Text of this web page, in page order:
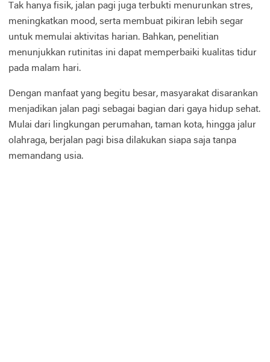
Tak hanya fisik, jalan pagi juga terbukti menurunkan stres,
meningkatkan mood, serta membuat pikiran lebih segar
untuk memulai aktivitas harian. Bahkan, penelitian
menunjukkan rutinitas ini dapat memperbaiki kualitas tidur
pada malam hari.
Dengan manfaat yang begitu besar, masyarakat disarankan
menjadikan jalan pagi sebagai bagian dari gaya hidup sehat.
Mulai dari lingkungan perumahan, taman kota, hingga jalur
olahraga, berjalan pagi bisa dilakukan siapa saja tanpa
memandang usia.